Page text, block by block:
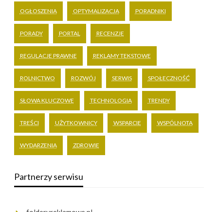
OGŁOSZENIA OPTYMALIZACJA PORADNIKI
PORADY PORTAL RECENZJE
REGULACJE PRAWNE REKLAMY TEKSTOWE
ROLNICTWO ROZWÓJ SERWIS SPOŁECZNOŚĆ
SŁOWA KLUCZOWE TECHNOLOGIA TRENDY
TREŚCI UŻYTKOWNICY WSPARCIE WSPÓLNOTA
WYDARZENIA ZDROWIE
Partnerzy serwisu